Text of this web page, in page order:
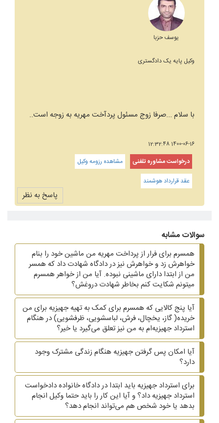
یوسف حزبا
وکیل پایه یک دادگستری
با سلام ...صرفا زوج مسئول پردآخت مهریه به زوجه است..
1400-06-16 12:32:48
درخواست مشاوره تلفنی
مشاهده رزومه وکیل
عقد قرارداد هوشمند
پاسخ به نظر
سوالات مشابه
همسرم برای فرار از پرداخت مهریه من ماشین خود را بنام
خواهرش زد و خواهرش نیز در دادگاه شهادت داد که همسر
من از ابتدا دارای ماشینی نبوده. آیا من از خواهر همسرم
میتونم شکایت کنم بخاطر شهادت دروغش؟
آیا پنج کالایی که همسرم برای کمک به تهیه جهیزیه برای من
خریده( گاز، یخچال، فرش، لباسشویی، ظرفشویی)‌ در هنگام
استرداد جهیزیه‌ام به من نیز تعلق می‌گیرد یا خیر؟
آیا امکان پس گرفتن جهیزیه هنگام زندگی مشترک وجود
دارد؟
برای استرداد جهیزیه باید ابتدا در دادگاه خانواده دادخواست
استرداد جهیزیه داد؟ و آیا این کار را باید حتما وکیل انجام
بدهد یا خود شخص هم می‌تواند انجام دهد؟